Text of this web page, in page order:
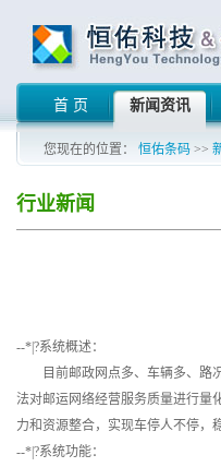
首 页 新闻资讯
您现在的位置： 恒佑条码 >>
行业新闻
--*|?系统概述：
目前邮政网点多、车辆多、路况
法对邮运网络经营服务质量进行量
力和资源整合，实现车停人不停，
--*|?系统功能：